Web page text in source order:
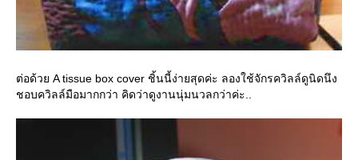
ต่อด้วย A tissue box cover ชิ้นนี้ง่ายสุดค่ะ ลองใช้จักรควิลล์ดูนิดนึง
ชอบควิลล์มือมากกว่า คิดว่าดูงานนุ่มนวลกว่าค่ะ..